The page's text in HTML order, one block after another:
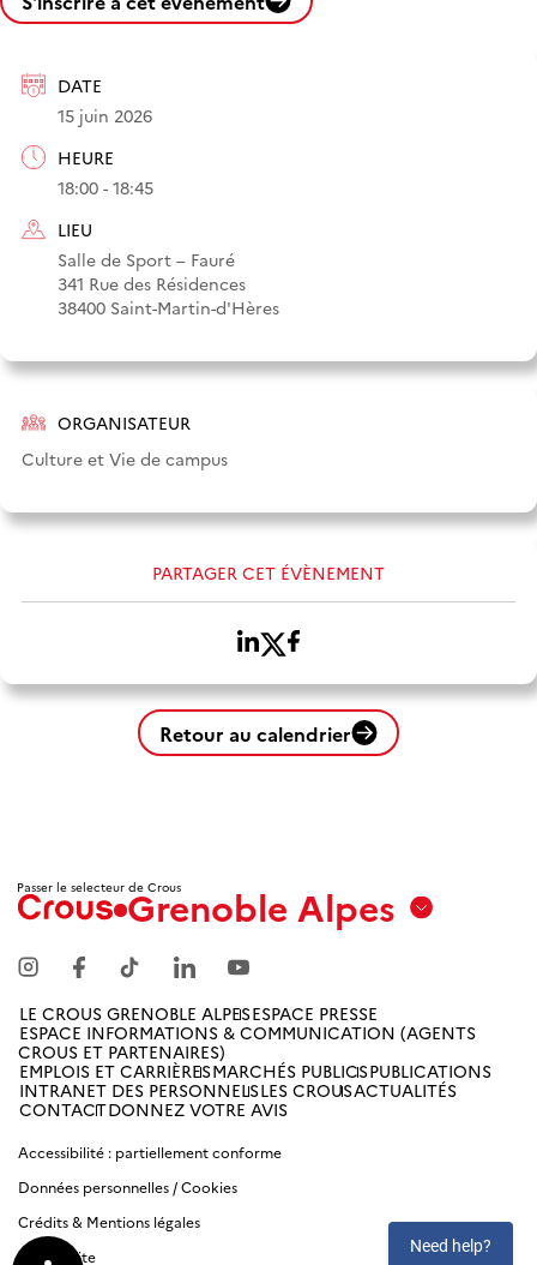
DATE
15 juin 2026
HEURE
18:00 - 18:45
LIEU
Salle de Sport – Fauré
341 Rue des Résidences
38400 Saint-Martin-d'Hères
ORGANISATEUR
Culture et Vie de campus
PARTAGER CET ÉVÈNEMENT
Retour au calendrier
Passer le selecteur de CrousGrenoble Alpes
Marseille
Amiens
Picardie
Guyane
Bordeaux-
Aquitaine
LE CROUS GRENOBLE ALPESESPACE PRESSE
ESPACE INFORMATIONS & COMMUNICATION (AGENTS
CROUS ET PARTENAIRES)
EMPLOIS ET CARRIÈRESMARCHÉS PUBLICSPUBLICATIONS
INTRANET DES PERSONNELSLES CROUSACTUALITÉS
CONTACTDONNEZ VOTRE AVIS
Accessibilité : partiellement conforme
Données personnelles / Cookies
Crédits & Mentions légales
Plan du site